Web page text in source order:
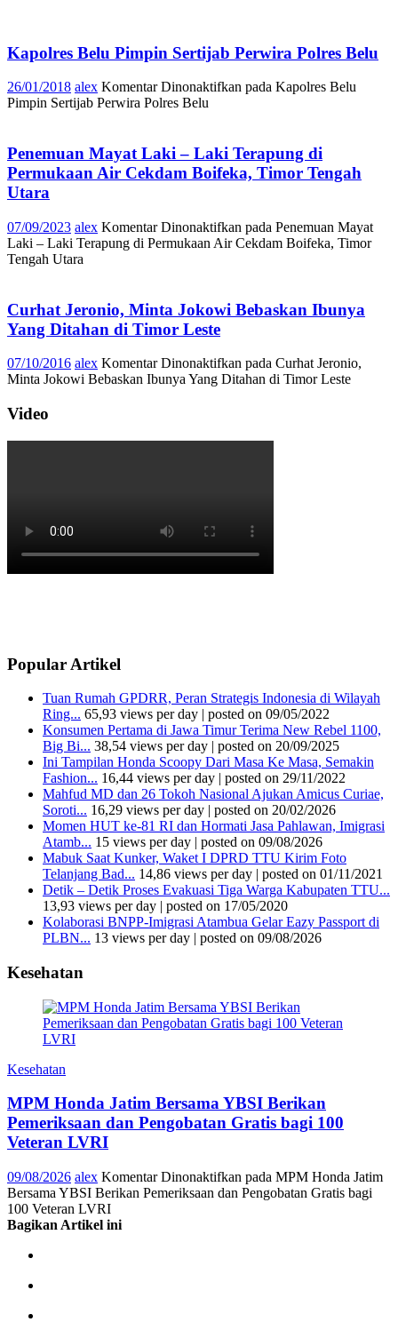
Kapolres Belu Pimpin Sertijab Perwira Polres Belu
26/01/2018 alex Komentar Dinonaktifkan pada Kapolres Belu
Pimpin Sertijab Perwira Polres Belu
Penemuan Mayat Laki – Laki Terapung di
Permukaan Air Cekdam Boifeka, Timor Tengah
Utara
07/09/2023 alex Komentar Dinonaktifkan pada Penemuan Mayat
Laki – Laki Terapung di Permukaan Air Cekdam Boifeka, Timor
Tengah Utara
Curhat Jeronio, Minta Jokowi Bebaskan Ibunya
Yang Ditahan di Timor Leste
07/10/2016 alex Komentar Dinonaktifkan pada Curhat Jeronio,
Minta Jokowi Bebaskan Ibunya Yang Ditahan di Timor Leste
Video
Popular Artikel
Tuan Rumah GPDRR, Peran Strategis Indonesia di Wilayah
Ring... 65,93 views per day | posted on 09/05/2022
Konsumen Pertama di Jawa Timur Terima New Rebel 1100,
Big Bi... 38,54 views per day | posted on 20/09/2025
Ini Tampilan Honda Scoopy Dari Masa Ke Masa, Semakin
Fashion... 16,44 views per day | posted on 29/11/2022
Mahfud MD dan 26 Tokoh Nasional Ajukan Amicus Curiae,
Soroti... 16,29 views per day | posted on 20/02/2026
Momen HUT ke-81 RI dan Hormati Jasa Pahlawan, Imigrasi
Atamb... 15 views per day | posted on 09/08/2026
Mabuk Saat Kunker, Waket I DPRD TTU Kirim Foto
Telanjang Bad... 14,86 views per day | posted on 01/11/2021
Detik – Detik Proses Evakuasi Tiga Warga Kabupaten TTU...
13,93 views per day | posted on 17/05/2020
Kolaborasi BNPP-Imigrasi Atambua Gelar Eazy Passport di
PLBN... 13 views per day | posted on 09/08/2026
Kesehatan
Kesehatan
MPM Honda Jatim Bersama YBSI Berikan
Pemeriksaan dan Pengobatan Gratis bagi 100
Veteran LVRI
09/08/2026 alex Komentar Dinonaktifkan pada MPM Honda Jatim
Bersama YBSI Berikan Pemeriksaan dan Pengobatan Gratis bagi
100 Veteran LVRI
Bagikan Artikel ini